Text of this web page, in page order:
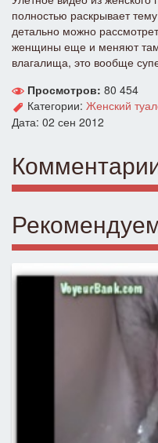
полностью раскрывает
детально можно
женщины еще и меняют
влагалища, это вообще
Просмотров: 80 454
Категории: Женский
Дата: 02 сен 2012